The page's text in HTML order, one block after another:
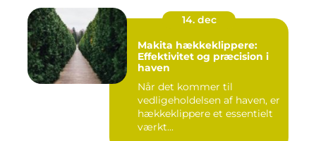
14. dec
Makita hækkeklippere:
Effektivitet og præcision i
haven
Når det kommer til
vedligeholdelsen af haven, er
hækkeklippere et essentielt
værkt...